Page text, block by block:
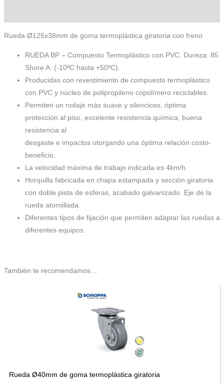
Rueda Ø125x38mm de goma termoplástica giratoria con freno
RUEDA BP – Compuesto Termoplástico con PVC. Dureza: 85
Shore A. (-10ºC hasta +50ºC).
Producidas con revestimiento de compuesto termoplástico
con PVC y núcleo de polipropileno copolímero reciclables.
Permiten un rodaje más suave y silencioso, óptima
protección al piso, excelente resistencia química, buena
resistencia al
desgaste e impactos otorgando una óptima relación costo-
beneficio.
La velocidad máxima de trabajo indicada es 4km/h.
Horquilla fabricada en chapa estampada y sección giratoria
con doble pista de esferas, acabado galvanizado. Eje de la
rueda atornillada.
Diferentes tipos de fijación que permiten adaptar las ruedas a
diferentes equipos.
También te recomendamos…
Rueda Ø40mm de goma termoplástica giratoria